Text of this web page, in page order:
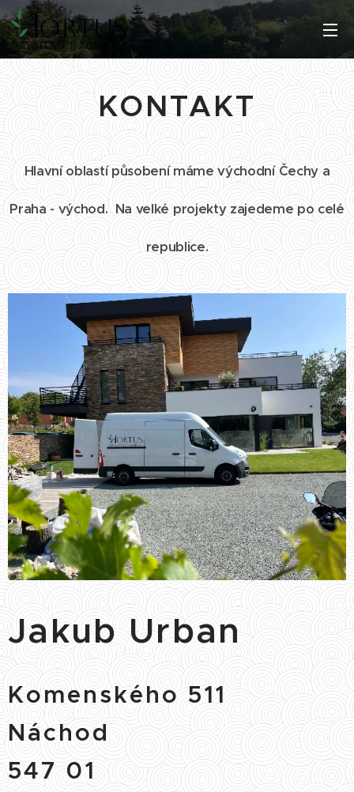
KONTAKT
Hlavní oblastí působení máme východní Čechy a
Praha - východ. Na velké projekty zajedeme po celé
republice.
Jakub Urban
Komenského 511
Náchod
547 01